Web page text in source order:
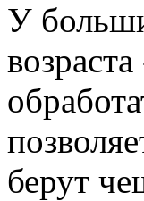
У
берут